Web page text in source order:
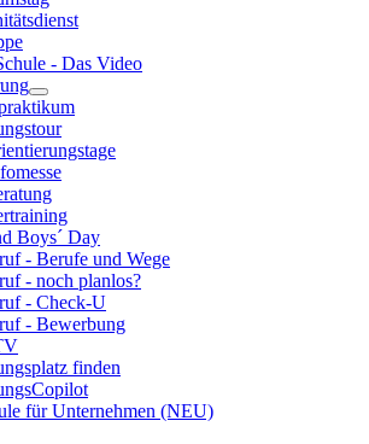
- Das Video
Boys´ Day
- Berufe und Wege
- noch planlos?
- Check-U
- Bewerbung
finden
für Unternehmen (NEU)